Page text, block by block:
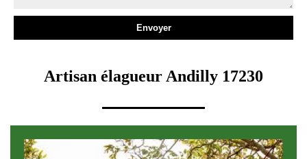
Artisan élagueur Andilly 17230